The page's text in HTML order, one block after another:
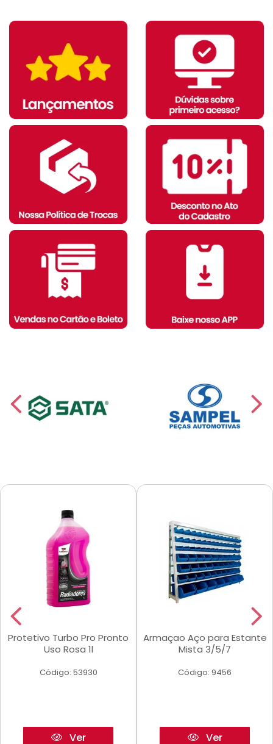
Protetivo Turbo Pro Pronto
Uso Rosa 1l
Código: 53930
Ver
Armaçao Aço para Estante
Mista 3/5/7
Código: 9456
Ver